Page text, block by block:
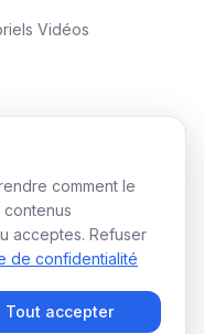
Vidéos
comment le
acceptes. Refuser
de confidentialité
Tout accepter